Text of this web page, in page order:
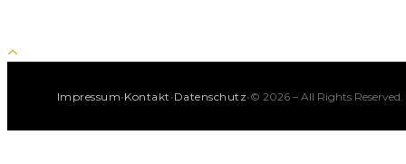
Impressum·Kontakt ·Datenschutz·© 2026 – All Rights Reserved.